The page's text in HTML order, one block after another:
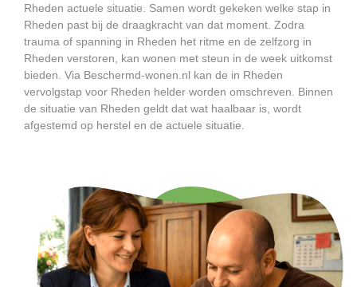
Rheden actuele situatie. Samen wordt gekeken welke stap in
Rheden past bij de draagkracht van dat moment. Zodra
trauma of spanning in Rheden het ritme en de zelfzorg in
Rheden verstoren, kan wonen met steun in de week uitkomst
bieden. Via Beschermd-wonen.nl kan de in Rheden
vervolgstap voor Rheden helder worden omschreven. Binnen
de situatie van Rheden geldt dat wat haalbaar is, wordt
afgestemd op herstel en de actuele situatie.